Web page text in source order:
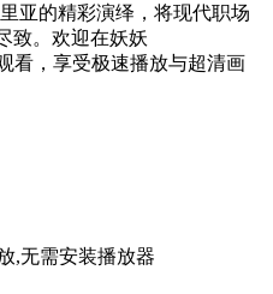
亚的精彩演绎，将现代职场
致。欢迎在妖妖
看，享受极速播放与超清画
,无需安装播放器